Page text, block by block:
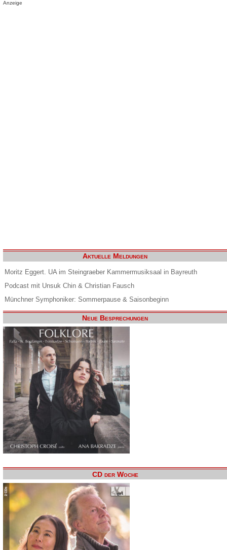
Anzeige
Aktuelle Meldungen
Moritz Eggert. UA im Steingraeber Kammermusiksaal in Bayreuth
Podcast mit Unsuk Chin & Christian Fausch
Münchner Symphoniker: Sommerpause & Saisonbeginn
Neue Besprechungen
CD der Woche